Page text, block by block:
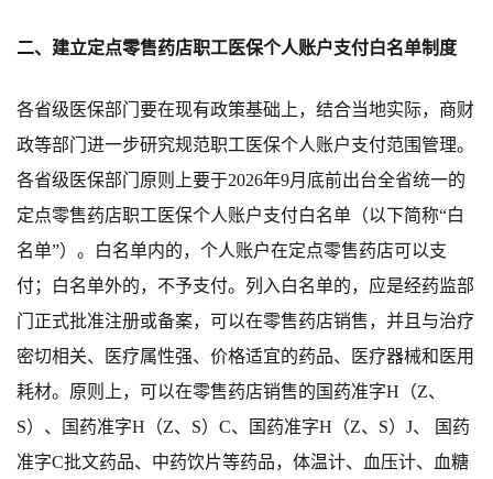
二、建立定点零售药店职工医保个人账户支付白名单制度
各省级医保部门要在现有政策基础上，结合当地实际，商财
政等部门进一步研究规范职工医保个人账户支付范围管理。
各省级医保部门原则上要于2026年9月底前出台全省统一的
定点零售药店职工医保个人账户支付白名单（以下简称“白
名单”）。白名单内的，个人账户在定点零售药店可以支
付；白名单外的，不予支付。列入白名单的，应是经药监部
门 正式批准注册或备案， 可以在零售药店销售， 并且与治疗
密切相关、医疗属性强、价格适宜的药品、医疗器械和医用
耗材。原则上， 可以在零售药店销售的 国药准字H （Z、
S） 、 国药准字H （Z、 S） C、 国药准字H （Z、 S） J、
国药
准字C批文药品、中药饮片等药品，体温计、血压计、血糖